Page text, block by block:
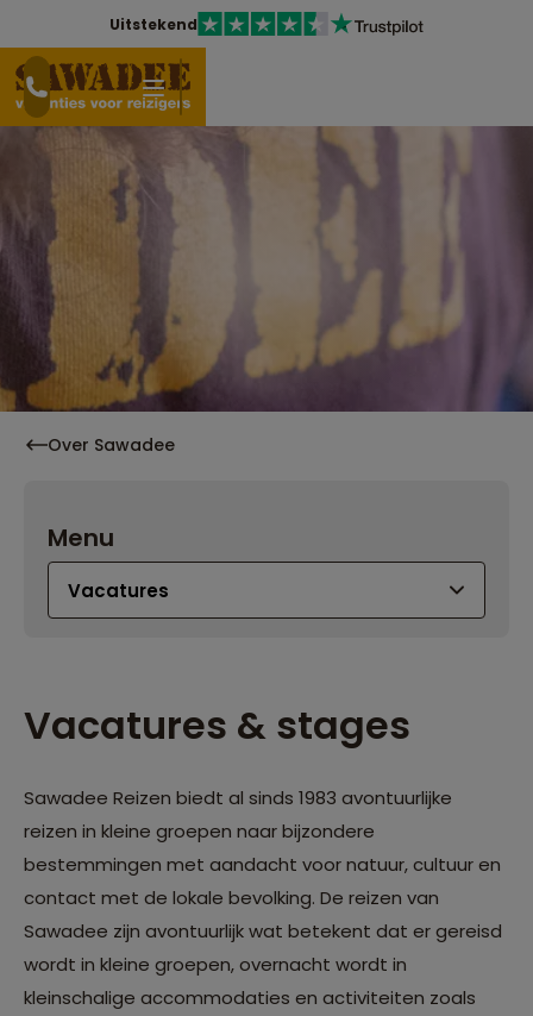
Uitstekend
Over Sawadee
Menu
Vacatures & stages
Sawadee Reizen biedt al sinds 1983 avontuurlijke
reizen in kleine groepen naar bijzondere
bestemmingen met aandacht voor natuur, cultuur en
contact met de lokale bevolking. De reizen van
Sawadee zijn avontuurlijk wat betekent dat er gereisd
wordt in kleine groepen, overnacht wordt in
kleinschalige accommodaties en activiteiten zoals